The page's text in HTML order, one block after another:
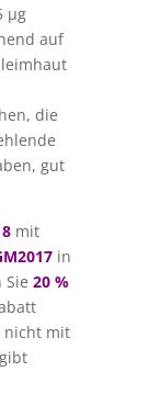
µg
auf
die
gut
mit
in
20 %
nicht mit